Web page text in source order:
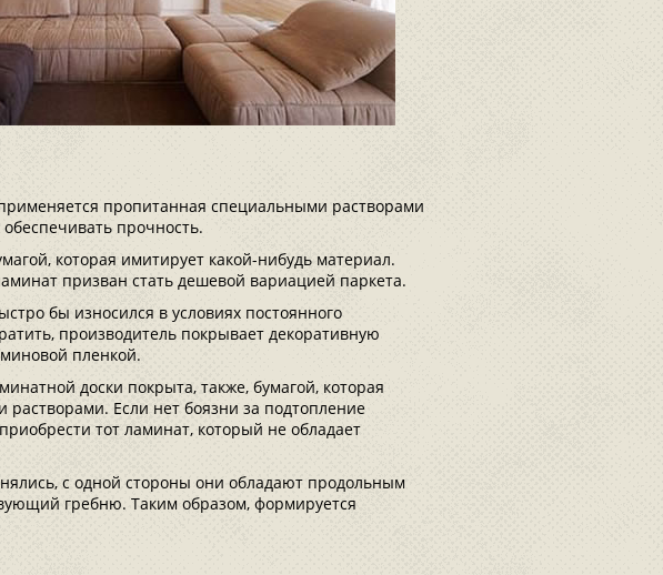
пропитанная специальными растворами
прочность.
которая имитирует какой-нибудь материал.
призван стать дешевой вариацией паркета.
бы износился в условиях постоянного
производитель покрывает декоративную
пленкой.
доски покрыта, также, бумагой, которая
Если нет боязни за подтопление
тот ламинат, который не обладает
с одной стороны они обладают продольным
гребню. Таким образом, формируется